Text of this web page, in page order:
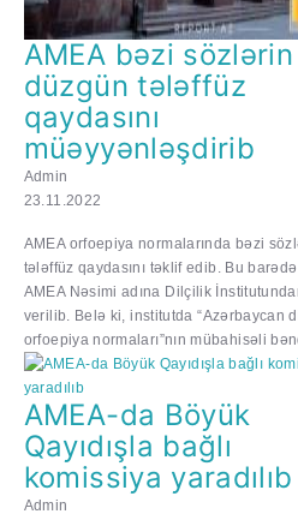
AMEA bəzi sözlərin
düzgün tələffüz
qaydasını
müəyyənləşdirib
Admin
23.11.2022
AMEA orfoepiya normalarında bəzi
tələffüz qaydasını təklif edib. Bu barədə
AMEA Nəsimi adına Dilçilik
verilib. Belə ki, institutda “Azərbaycan
orfoepiya normaları”nın mübahisəli
AMEA-da Böyük
Qayıdışla bağlı
komissiya yaradılıb
Admin